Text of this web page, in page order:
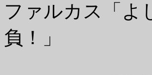
ファルカス「
負！」